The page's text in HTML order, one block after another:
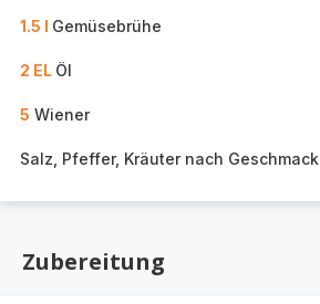
1.5 l Gemüsebrühe
2 EL Öl
5 Wiener
Salz, Pfeffer, Kräuter nach Geschmack
Zubereitung